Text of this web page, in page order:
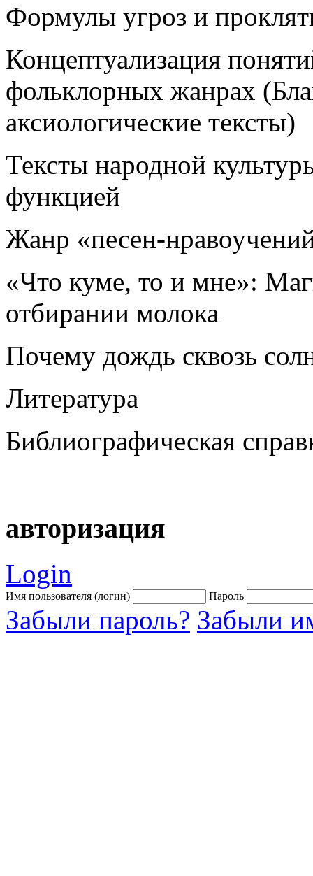
Формулы угроз и
Концептуализация
фольклорных жанрах
аксиологические тексты)
Тексты народной
функцией
Жанр «песен-
«Что куме, то и мне»:
отбирании молока
Почему дождь сквозь
Литература
Библиографическая
авторизация
Login
Имя пользователя (логин) Пароль
Забыли пароль? Забыли